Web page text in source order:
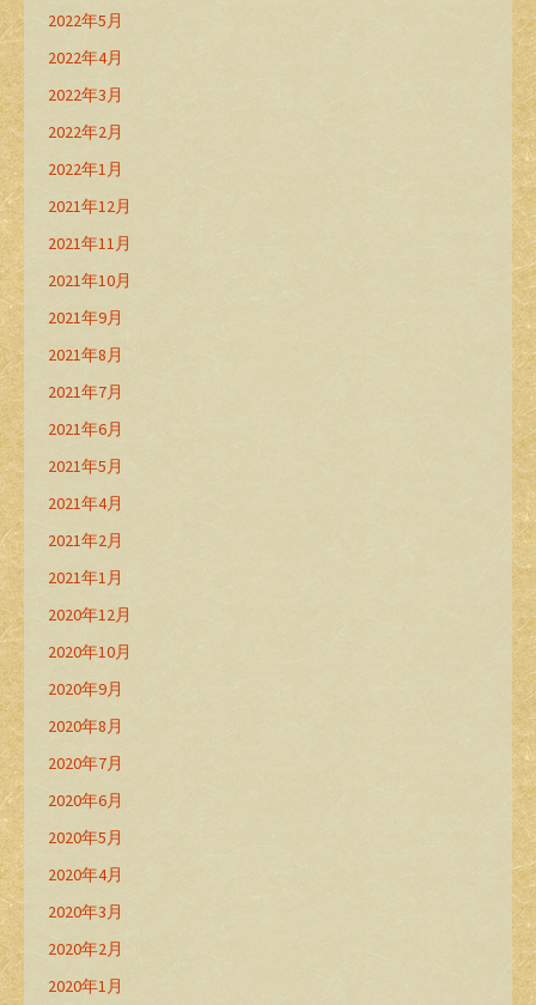
2022年5月
2022年4月
2022年3月
2022年2月
2022年1月
2021年12月
2021年11月
2021年10月
2021年9月
2021年8月
2021年7月
2021年6月
2021年5月
2021年4月
2021年2月
2021年1月
2020年12月
2020年10月
2020年9月
2020年8月
2020年7月
2020年6月
2020年5月
2020年4月
2020年3月
2020年2月
2020年1月